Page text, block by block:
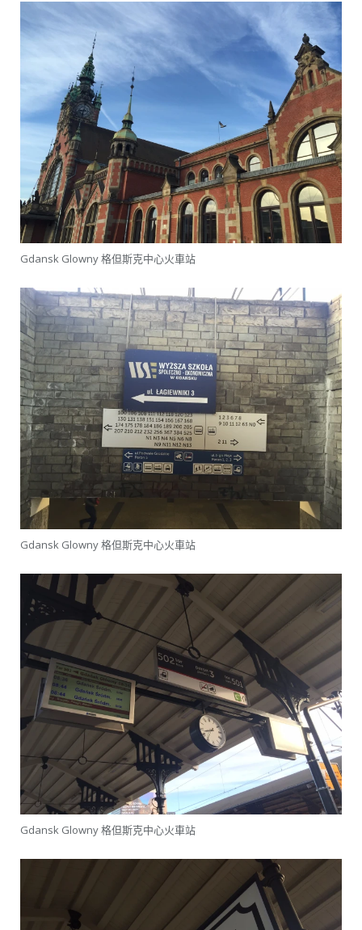
Gdansk Glowny 格但斯克中心火車站
Gdansk Glowny 格但斯克中心火車站
Gdansk Glowny 格但斯克中心火車站